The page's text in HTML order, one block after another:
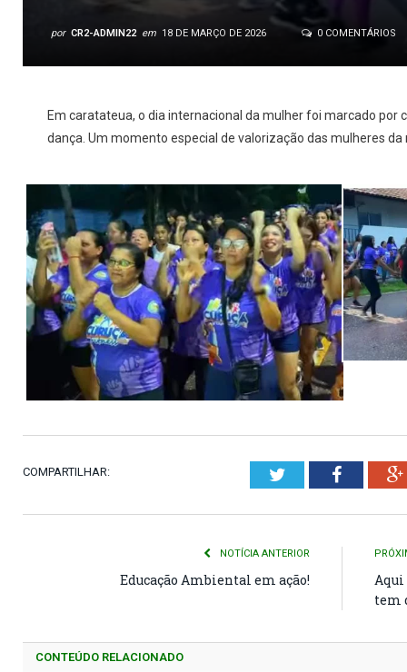
por CR2-ADMIN22 em 18 DE MARÇO DE 2026 0 COMENTÁRIOS
Em caratateua, o dia internacional da mulher foi marcado por
dança. Um momento especial de valorização das mulheres
COMPARTILHAR: Twitter
NOTÍCIA ANTERIOR
Educação Ambiental em ação!
Aqui
tem
CONTEÚDO RELACIONADO